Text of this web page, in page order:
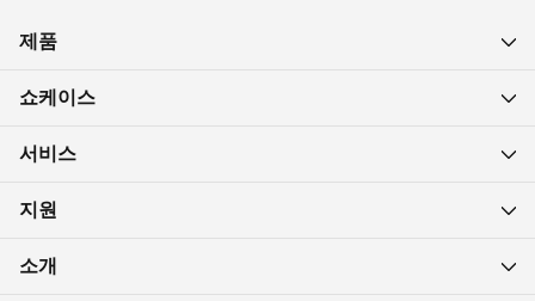
제품
쇼케이스
서비스
지원
소개